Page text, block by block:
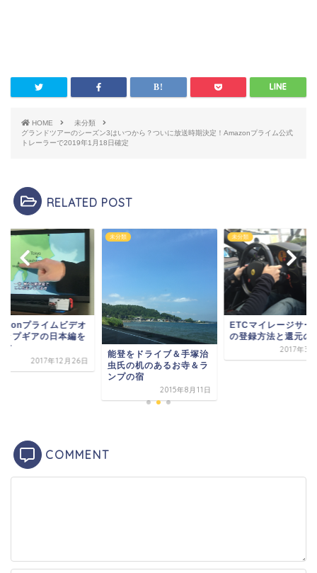
HOME
未分類
グランドツアーのシーズン3はいつから？ついに放送時期決定！Amazonプライム公式
トレーラーで2019年1月18日確定
RELATED POST
プライムビデオ
ップギアの日本編を
す
2017年12月26日
未分類
能登をドライブ＆手塚治
虫氏の机のあるお寺＆ラ
ンプの宿
2015年8月11日
未分類
ETCマイレージサー
の登録方法と還元の
2017年3
COMMENT